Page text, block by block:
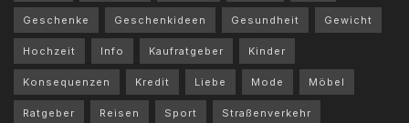
Geschenke Geschenkideen Gesundheit Gewicht
Hochzeit Info Kaufratgeber Kinder
Konsequenzen Kredit Liebe Mode Möbel
Ratgeber Reisen Sport Straßenverkehr